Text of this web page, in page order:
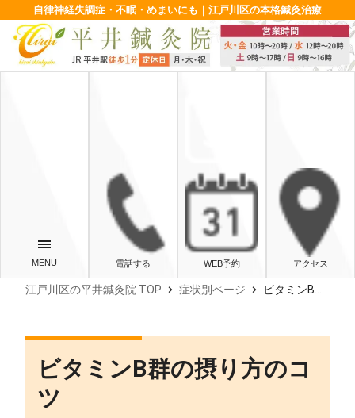
自律神経失調症・不眠・めまいにも｜江戸川区の本格鍼灸治療
電話する WEB予約 アクセス
江戸川区の平井鍼灸院 TOP chevron_right 症状別ページ chevron_right ビタミンB群の摂り方のコツ
ビタミンB群の摂り方のコ
ツ